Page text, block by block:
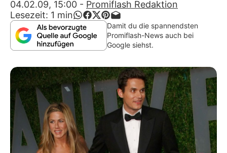
App runterladen
Team
Redaktionelle Richtlinien
Impressum
Datenschutzerklärung
Nutzungsbedingungen
Utiq verwalten
04.02.09, 15:00 - Promiflash Redaktion
Lesezeit: 1 min
Damit du die spannendsten
Promiflash-News auch bei
Google siehst.